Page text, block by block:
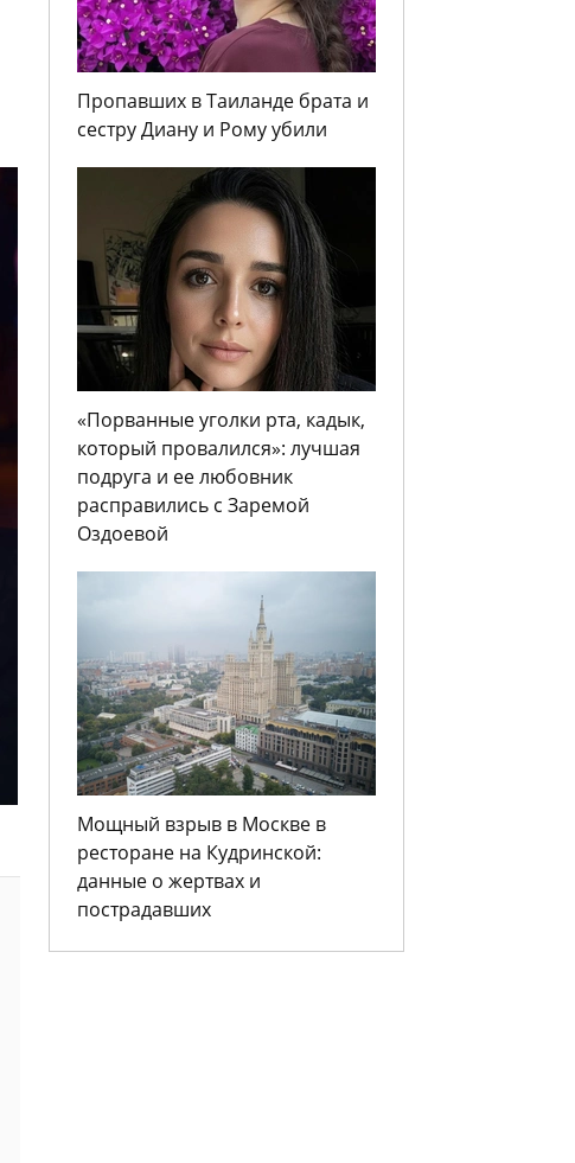
Пропавших в Таиланде брата и
сестру Диану и Рому убили
«Порванные уголки рта, кадык,
который провалился»: лучшая
подруга и ее любовник
расправились с Заремой
Оздоевой
Мощный взрыв в Москве в
ресторане на Кудринской:
данные о жертвах и
пострадавших